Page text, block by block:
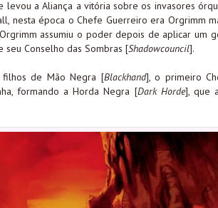
levou a Aliança a vitória sobre os invasores
nesta época o Chefe Guerreiro era Orgrimm
assumiu o poder depois de aplicar um
seu Conselho das Sombras [Shadowcouncil].
de Mão Negra [Blackhand], o primeiro
formando a Horda Negra [Dark Horde], que